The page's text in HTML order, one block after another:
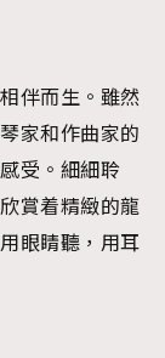
伴而生。雖然
家和作曲家的
受。細細聆
賞着精緻的龍
眼睛聽，用耳